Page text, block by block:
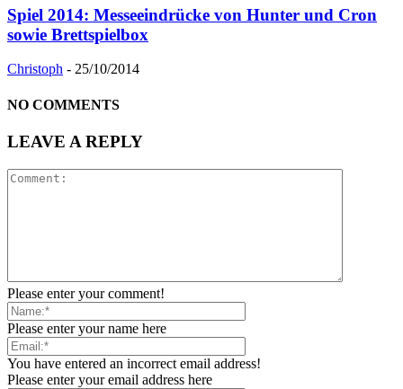
Spiel 2014: Messeeindrücke von Hunter und Cron
sowie Brettspielbox
Christoph - 25/10/2014
NO COMMENTS
LEAVE A REPLY
Please enter your comment!
Please enter your name here
You have entered an incorrect email address!
Please enter your email address here